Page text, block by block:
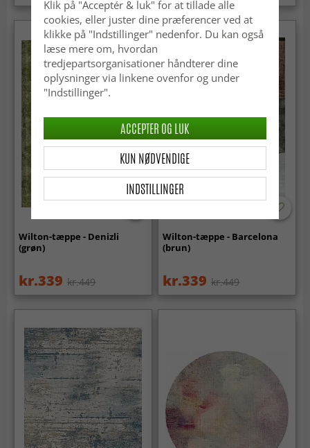
Wilton-tæppe - Denizli
(grøn)
kr.339 kr.449
Wilton-tæppe - Barcelona
(brun)
kr.339 kr.449
Klik på "Acceptér & luk" for at tillade alle
cookies, eller juster dine præferencer ved at
klikke på "Indstillinger" nedenfor. Du kan også
læse mere om, hvordan
tredjepartsorganisationer håndterer dine
oplysninger via linkene ovenfor og under
"Indstillinger".
INDSTILLINGER
KUN NØDVENDIGE
ACCEPTER OG LUK